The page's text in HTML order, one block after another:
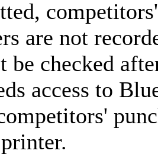
competitors'
are not
be checked
access to